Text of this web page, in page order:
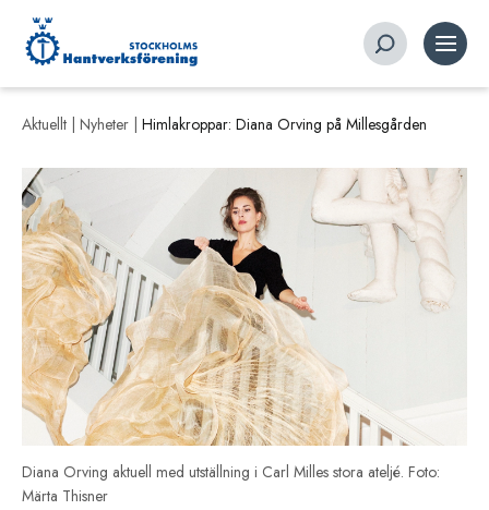
Aktuellt | Nyheter Himlakroppar: Diana Orving på Millesgården
Diana Orving aktuell med utställning i Carl Milles stora ateljé. Foto:
Märta Thisner